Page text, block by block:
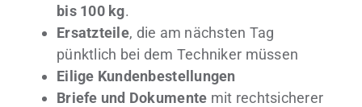
bis 100 kg.
Ersatzteile, die am nächsten Tag
pünktlich bei dem Techniker müssen
Eilige Kundenbestellungen
Briefe und Dokumente mit rechtsicherer